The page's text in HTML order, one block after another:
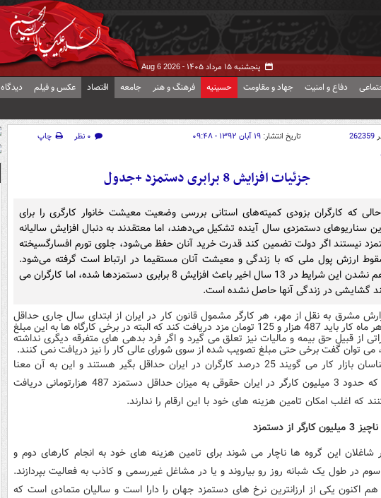
پنجشنبه ۱۵ مرداد ۱۴۰۵ - Aug 6 2026
دفاع و امنیت جهاد و مقاومت حسینیه فرهنگ و هنر جامعه اقتصاد عکس و فیلم دیدگاه
262359 تاریخ انتشار: ۱۹ آبان ۱۳۹۲ - ۰۹:۴۸ ۰ نظر
چاپ
جزئیات افزایش 8 برابری دستمزد +جدول
که کارگران بزودی کمیته‌های استانی بررسی وضعیت معیشت خانوار کارگری را برای
سناریوهای دستمزدی سال آینده تشکیل می‌دهند، اما معتقدند به دنبال افزایش سالیانه
نیستند اگر دولت تضمین کند قدرت خرید آنان حفظ می‌شود، جلوی تورم افسارگسیخته
ارزش پول ملی که با زندگی و معیشت آنان مستقیما در ارتباط است گرفته می‌شود.
فراهم نشدن این شرایط در 13 سال اخیر باعث افزایش 8 برابری دستمزدها شده، اما کارگران می
گشایشی در زندگی آنها حاصل نشده است.
مشرق به نقل از مهر، هر کارگر مشمول قانون کار در ایران از ابتدای سال جاری حداقل
برای هر ماه کار باید 487 هزار و 125 تومان مزد دریافت کند که البته در برخی کارگاه ها به این مبلغ
از قبیل حق بیمه و مالیات نیز تعلق می گیرد و اگر فرد بدهی های متفرقه دیگری نداشته
می توان گفت برخی حتی مبلغ تصویب شده از سوی شورای عالی کار را نیز دریافت نمی کنند.
کارشناسان بازار کار می گویند 25 درصد کارگران در ایران حداقل بگیر هستند و این به آن معنا
است که حدود 3 میلیون کارگر در ایران حقوقی به میزان حداقل دستمزد 487 هزارتومانی دریافت
که اغلب امکان تامین هزینه های خود با این ارقام را ندارند.
کارگر از دستمزد
شاغلان این گروه ها ناچار می شوند برای تامین هزینه های خود به انجام کارهای دوم و
در طول یک شبانه روز رو بیاروند و یا در مشاغل غیررسمی و کاذب به فعالیت بپردازند.
هم اکنون یکی از ارزانترین نرخ های دستمزد جهان را دارا است و سالیان متمادی است که